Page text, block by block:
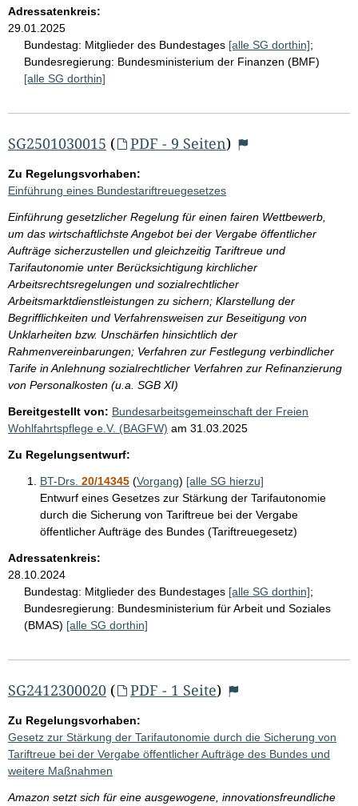
Adressatenkreis:
29.01.2025
Bundestag: Mitglieder des Bundestages [alle SG dorthin];
Bundesregierung: Bundesministerium der Finanzen (BMF)
[alle SG dorthin]
SG2501030015 ( PDF - 9 Seiten)
Zu Regelungsvorhaben:
Einführung eines Bundestariftreuegesetzes
Einführung gesetzlicher Regelung für einen fairen Wettbewerb,
um das wirtschaftlichste Angebot bei der Vergabe öffentlicher
Aufträge sicherzustellen und gleichzeitig Tariftreue und
Tarifautonomie unter Berücksichtigung kirchlicher
Arbeitsrechtsregelungen und sozialrechtlicher
Arbeitsmarktdienstleistungen zu sichern; Klarstellung der
Begrifflichkeiten und Verfahrensweisen zur Beseitigung von
Unklarheiten bzw. Unschärfen hinsichtlich der
Rahmenvereinbarungen; Verfahren zur Festlegung verbindlicher
Tarife in Anlehnung sozialrechtlicher Verfahren zur Refinanzierung
von Personalkosten (u.a. SGB XI)
Bereitgestellt von: Bundesarbeitsgemeinschaft der Freien
Wohlfahrtspflege e.V. (BAGFW) am 31.03.2025
Zu Regelungsentwurf:
BT-Drs. 20/14345 (Vorgang) [alle SG hierzu]
Entwurf eines Gesetzes zur Stärkung der Tarifautonomie
durch die Sicherung von Tariftreue bei der Vergabe
öffentlicher Aufträge des Bundes (Tariftreuegesetz)
Adressatenkreis:
28.10.2024
Bundestag: Mitglieder des Bundestages [alle SG dorthin];
Bundesregierung: Bundesministerium für Arbeit und Soziales
(BMAS) [alle SG dorthin]
SG2412300020 ( PDF - 1 Seite)
Zu Regelungsvorhaben:
Gesetz zur Stärkung der Tarifautonomie durch die Sicherung von
Tariftreue bei der Vergabe öffentlicher Aufträge des Bundes und
weitere Maßnahmen
Amazon setzt sich für eine ausgewogene, innovationsfreundliche